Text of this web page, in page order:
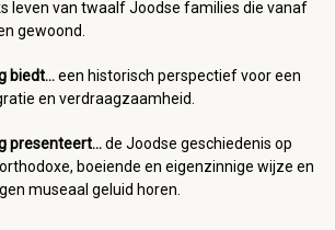
leven van twaalf Joodse families die vanaf
gewoond.
biedt...een historisch perspectief voor een
en verdraagzaamheid.
presenteert...de Joodse geschiedenis op
boeiende en eigenzinnige wijze en
museaal geluid horen.